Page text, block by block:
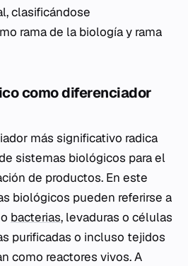
clasificándose
rama de la biología y rama
como diferenciador
más significativo radica
sistemas biológicos para el
de productos. En este
biológicos pueden referirse a
bacterias, levaduras o células
purificadas o incluso tejidos
como reactores vivos. A